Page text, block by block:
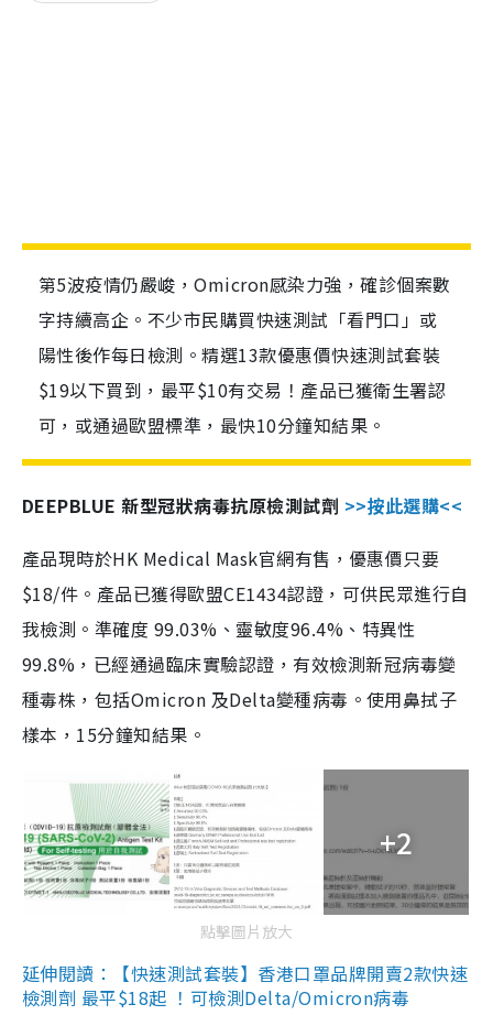
第5波疫情仍嚴峻，Omicron感染力強，確診個案數
字持續高企。不少市民購買快速測試「看門口」或
陽性後作每日檢測。精選13款優惠價快速測試套裝
$19以下買到，最平$10有交易！產品已獲衛生署認
可，或通過歐盟標準，最快10分鐘知結果。
DEEPBLUE 新型冠狀病毒抗原檢測試劑 >>按此選購<<
產品現時於HK Medical Mask官網有售，優惠價只要
$18/件。產品已獲得歐盟CE1434認證，可供民眾進行自
我檢測。準確度 99.03%、靈敏度96.4%、特異性
99.8%，已經通過臨床實驗認證，有效檢測新冠病毒變
種毒株，包括Omicron 及Delta變種病毒。使用鼻拭子
樣本，15分鐘知結果。
+2
點擊圖片放大
延伸閱讀：【快速測試套裝】香港口罩品牌開賣2款快速
檢測劑 最平$18起 ！可檢測Delta/Omicron病毒